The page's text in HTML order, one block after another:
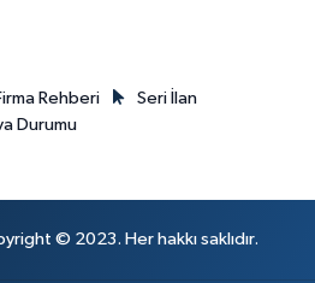
Rehberi
Seri İlan
Durumu
© 2023. Her hakkı saklıdır.